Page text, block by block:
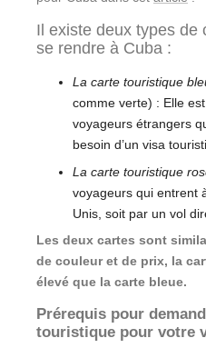
Il existe deux types de
se rendre à Cuba :
La carte touristique
comme verte) : Elle
voyageurs étrangers
besoin d’un visa
La carte touristique
voyageurs qui entrent
Unis, soit par un vol
Les deux cartes sont
de couleur et de prix, la
élevé que la carte bleue.
Prérequis pour
touristique pour votre